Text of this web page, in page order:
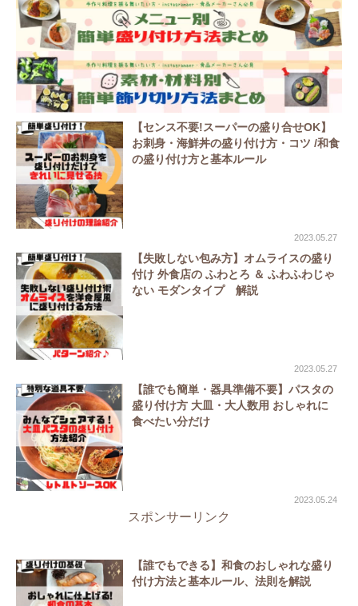
【センス不要!スーパーの盛り合せOK】
お刺身・海鮮丼の盛り付け方・コツ /和食
の盛り付け方と基本ルール
2023.05.27
【失敗しない包み方】オムライスの盛り
付け 外食店の ふわとろ ＆ ふわふわじゃ
ない モダンタイプ 解説
2023.05.27
【誰でも簡単・器具準備不要】パスタの
盛り付け方 大皿・大人数用 おしゃれに
食べたい分だけ
2023.05.24
スポンサーリンク
【誰でもできる】和食のおしゃれな盛り
付け方法と基本ルール、法則を解説